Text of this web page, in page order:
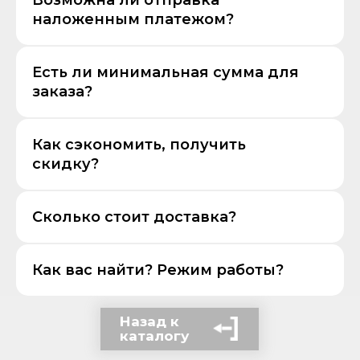
наложенным платежом?
Есть ли минимальная сумма для
заказа?
Как сэкономить, получить
скидку?
Сколько стоит доставка?
Как вас найти? Режим работы?
Назад к
каталогу